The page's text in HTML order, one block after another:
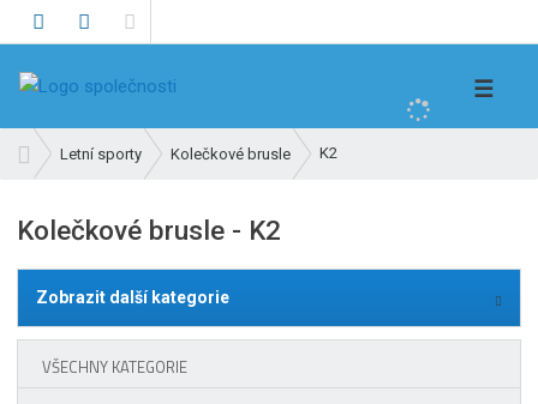
h
a
☰
v
d
t
Letní sporty Kolečkové brusle K2
Kolečkové brusle - K2
Zobrazit další kategorie
VŠECHNY KATEGORIE